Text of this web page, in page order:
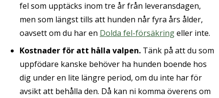
fel som upptäcks inom tre år från leveransdagen,
men som längst tills att hunden når fyra års ålder,
oavsett om du har en Dolda fel-försäkringeller inte.
Kostnader för att hålla valpen. Tänk på att du som
uppfödare kanske behöver ha hunden boende hos
dig under en lite längre period, om du inte har för
avsikt att behålla den. Då kan ni komma överens om